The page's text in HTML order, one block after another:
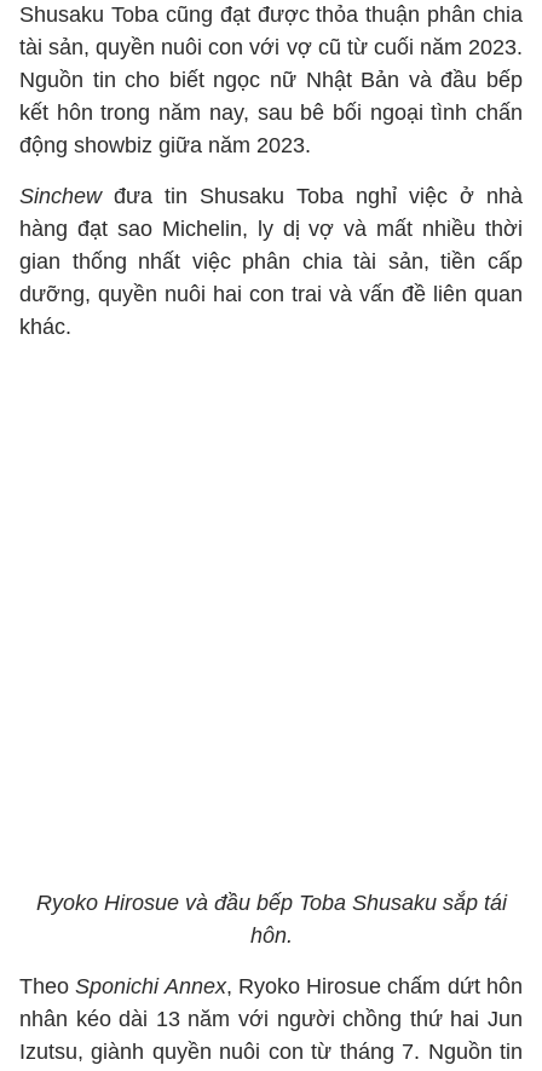
Shusaku Toba cũng đạt được thỏa thuận phân chia
tài sản, quyền nuôi con với vợ cũ từ cuối năm 2023.
Nguồn tin cho biết ngọc nữ Nhật Bản và đầu bếp
kết hôn trong năm nay, sau bê bối ngoại tình chấn
động showbiz giữa năm 2023.
Sinchew đưa tin Shusaku Toba nghỉ việc ở nhà
hàng đạt sao Michelin, ly dị vợ và mất nhiều thời
gian thống nhất việc phân chia tài sản, tiền cấp
dưỡng, quyền nuôi hai con trai và vấn đề liên quan
khác.
Ryoko Hirosue và đầu bếp Toba Shusaku sắp tái
hôn.
Theo Sponichi Annex, Ryoko Hirosue chấm dứt hôn
nhân kéo dài 13 năm với người chồng thứ hai Jun
Izutsu, giành quyền nuôi con từ tháng 7. Nguồn tin